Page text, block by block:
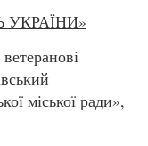
міської ради»,